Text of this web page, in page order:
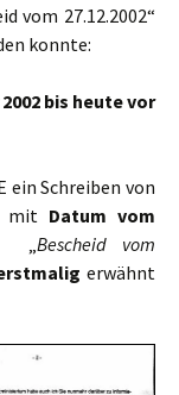
vom 27.12.2002“
konnte:
bis heute vor
ein Schreiben von
mit Datum vom
„Bescheid vom
erwähnt